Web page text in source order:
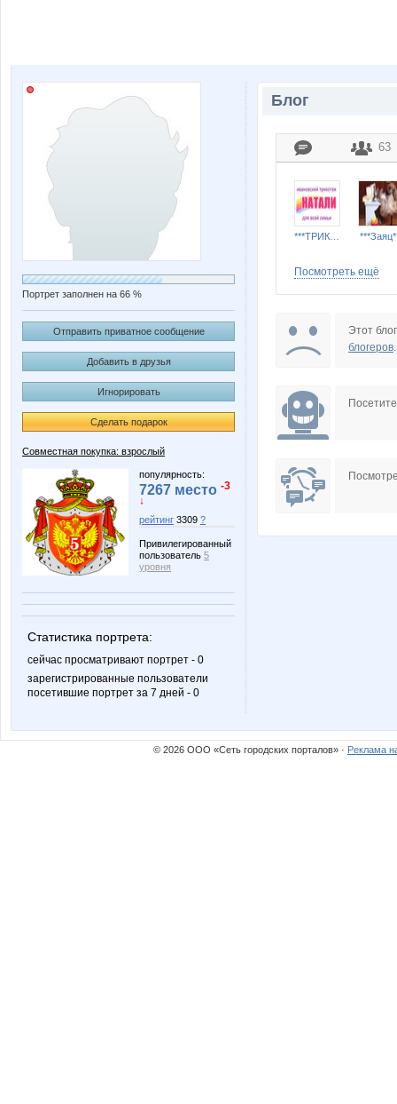
Портрет заполнен на 66 %
Отправить приватное сообщение
Добавить в друзья
Игнорировать
Сделать подарок
Совместная покупка: взрослый
популярность:
7267 место -3
↓
рейтинг 3309 ?
Привилегированный
пользователь 5
уровня
Статистика портрета:
сейчас просматривают портрет - 0
зарегистрированные пользователи
посетившие портрет за 7 дней - 0
Блог
63
Belka1983
IRES Irisko
Посмотреть ещё
Этот
блогеров.
© 2026 ООО «Сеть городских порталов» · Реклама